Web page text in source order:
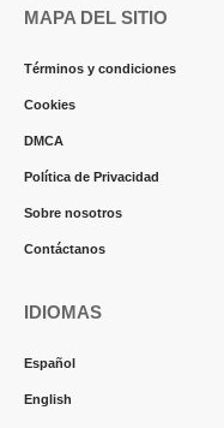
MAPA DEL SITIO
Términos y condiciones
Cookies
DMCA
Política de Privacidad
Sobre nosotros
Contáctanos
IDIOMAS
Español
English